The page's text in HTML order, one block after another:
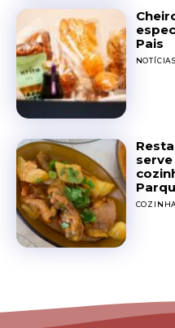
Pais
NOTÍCIAS